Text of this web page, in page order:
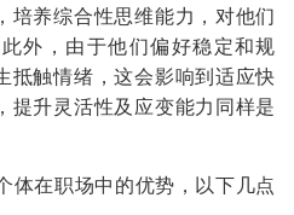
培养综合性思维能力，对他们
外，由于他们偏好稳定和规
抵触情绪，这会影响到适应快
提升灵活性及应变能力同样是
体在职场中的优势，以下几点